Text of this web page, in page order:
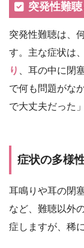
突発性難
突発性難聴は、
す。主な症状は
り
、耳の中に閉
で何も問題がな
で大丈夫だった
症状の多様
耳鳴りや耳の閉
など、難聴以外
症しますが、稀